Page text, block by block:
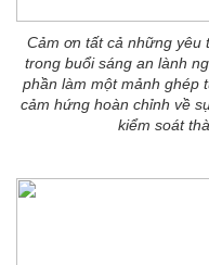
Cảm ơn tất cả những yêu
trong buổi sáng an lành
phần làm một mảnh ghép
cảm hứng hoàn chỉnh về
kiểm soát